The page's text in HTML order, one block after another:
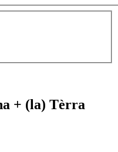
+ (la) Tèrra